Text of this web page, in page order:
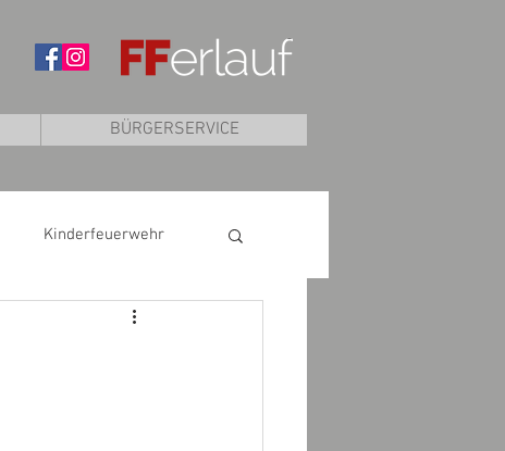
BÜRGERSERVICE
Kinderfeuerwehr